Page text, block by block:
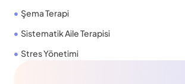
Şema Terapi
Sistematik Aile Terapisi
Stres Yönetimi